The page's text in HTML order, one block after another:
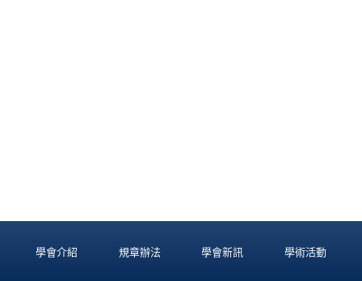
學會介紹 規章辦法 學會新訊 學術活動